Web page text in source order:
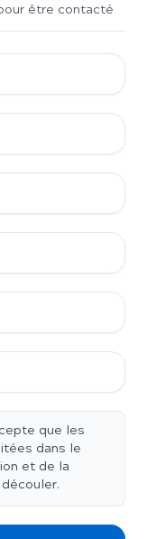
être contacté
que les
dans le
et de la